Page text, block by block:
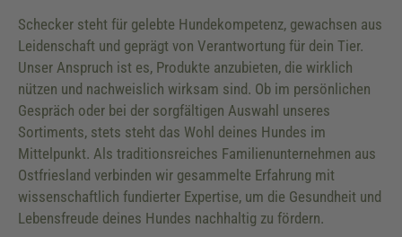
Schecker steht für gelebte Hundekompetenz, gewachsen aus
Leidenschaft und geprägt von Verantwortung für dein Tier.
Unser Anspruch ist es, Produkte anzubieten, die wirklich
nützen und nachweislich wirksam sind. Ob im persönlichen
Gespräch oder bei der sorgfältigen Auswahl unseres
Sortiments, stets steht das Wohl deines Hundes im
Mittelpunkt. Als traditionsreiches Familienunternehmen aus
Ostfriesland verbinden wir gesammelte Erfahrung mit
wissenschaftlich fundierter Expertise, um die Gesundheit und
Lebensfreude deines Hundes nachhaltig zu fördern.